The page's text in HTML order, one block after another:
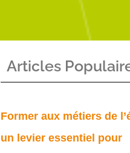
Articles
Former aux métiers de
un levier essentiel pour